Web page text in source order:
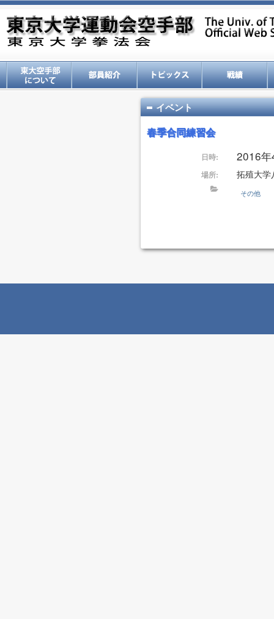
イベント
春季合同練習会
日時: 2016
場所: 拓殖大学
その他